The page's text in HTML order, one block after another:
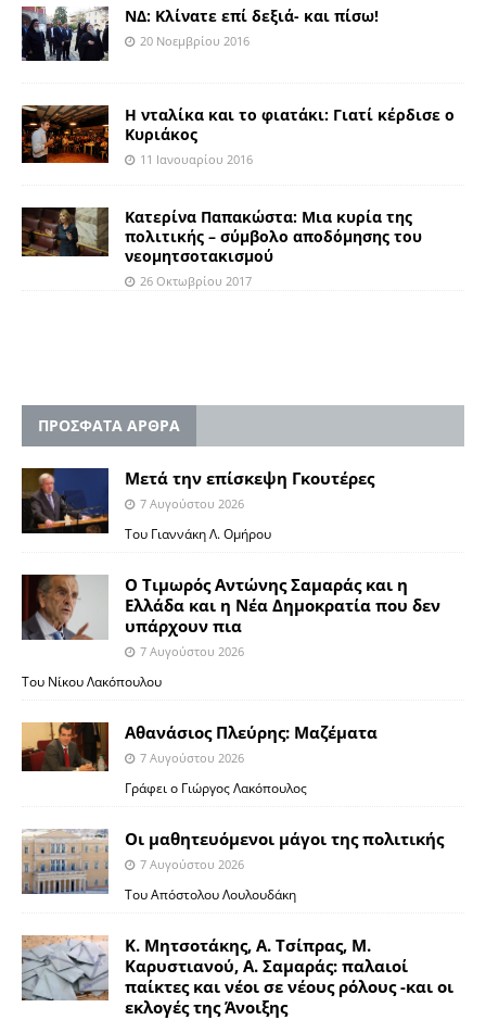
ΝΔ: Kλίνατε επί δεξιά- και πίσω!
20 Νοεμβρίου 2016
Η νταλίκα και το φιατάκι: Γιατί κέρδισε ο
Κυριάκος
11 Ιανουαρίου 2016
Κατερίνα Παπακώστα: Μια κυρία της
πολιτικής – σύμβολο αποδόμησης του
νεομητσοτακισμού
26 Οκτωβρίου 2017
ΠΡΟΣΦΑΤΑ ΑΡΘΡΑ
Μετά την επίσκεψη Γκουτέρες
7 Αυγούστου 2026
Του Γιαννάκη Λ. Ομήρου
Ο Τιμωρός Αντώνης Σαμαράς και η
Ελλάδα και η Νέα Δημοκρατία που δεν
υπάρχουν πια
7 Αυγούστου 2026
Του Νίκου Λακόπουλου
Αθανάσιος Πλεύρης: Μαζέματα
7 Αυγούστου 2026
Γράφει ο Γιώργος Λακόπουλος
Οι μαθητευόμενοι μάγοι της πολιτικής
7 Αυγούστου 2026
Του Απόστολου Λουλουδάκη
Κ. Μητσοτάκης, Α. Τσίπρας, Μ.
Καρυστιανού, Α. Σαμαράς: παλαιοί
παίκτες και νέοι σε νέους ρόλους -και οι
εκλογές της Άνοιξης